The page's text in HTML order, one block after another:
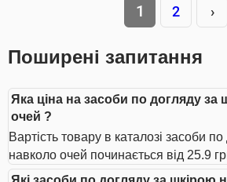
1 2 ›
Поширені запитання
Яка ціна на засоби по догляду за
очей ?
Вартість товару в каталозі засоби
навколо очей починається від 25.9